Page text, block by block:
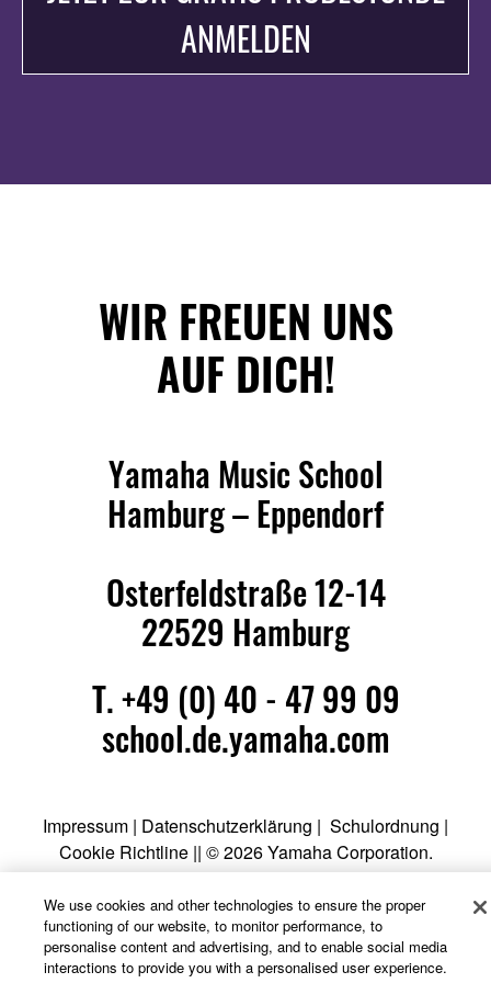
ANMELDEN
WIR FREUEN UNS
AUF DICH!
Yamaha Music School
Hamburg – Eppendorf
Osterfeldstraße 12-14
22529 Hamburg
T. +49 (0) 40 - 47 99 09
school.de.yamaha.com
Impressum | Datenschutzerklärung | Schulordnung |
Cookie Richtline || © 2026 Yamaha Corporation.
We use cookies and other technologies to ensure the proper
functioning of our website, to monitor performance, to
personalise content and advertising, and to enable social media
interactions to provide you with a personalised user experience.